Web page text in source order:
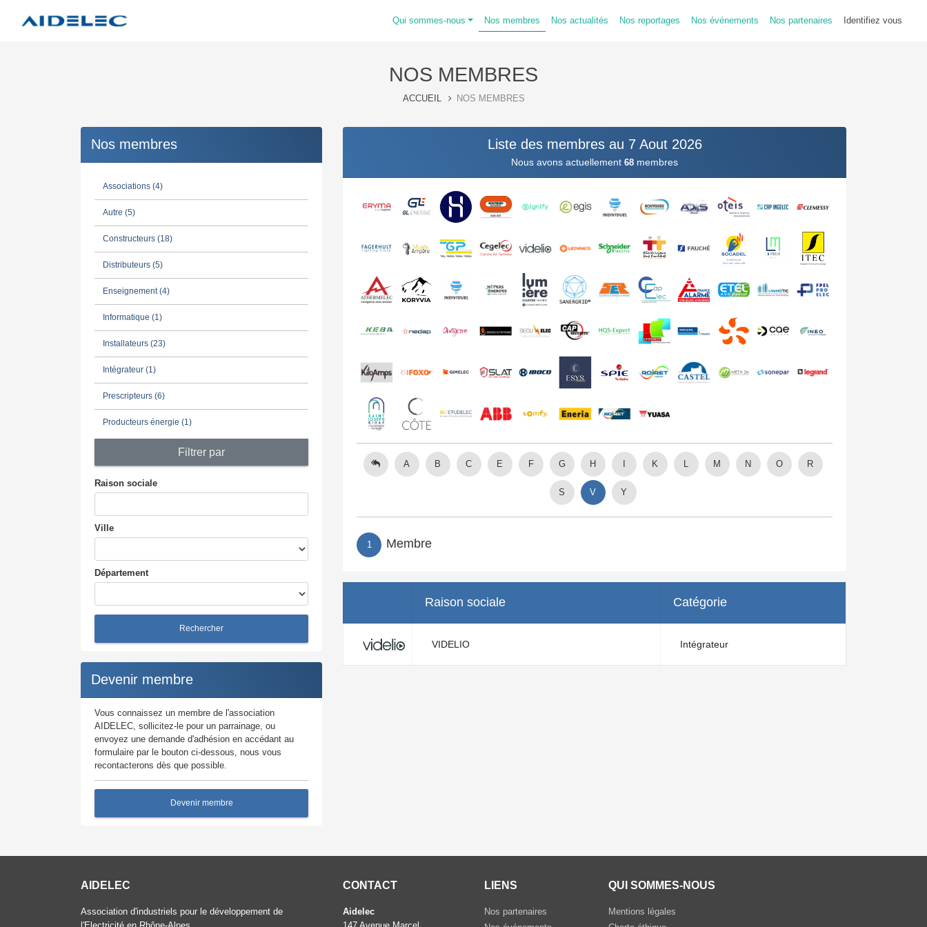
Qui sommes-nous Nos membres Nos actualités Nos reportages Nos événements Nos partenaires Identifiez vous
NOS MEMBRES
ACCUEIL NOS MEMBRES
Nos membres
Associations (4)
Autre (5)
Constructeurs (18)
Distributeurs (5)
Enseignement (4)
Informatique (1)
Installateurs (23)
Intégrateur (1)
Prescripteurs (6)
Producteurs énergie (1)
Filtrer par
Raison sociale
Ville
Département
Rechercher
Devenir membre
Vous connaissez un membre de l'association
AIDELEC, sollicitez-le pour un parrainage, ou
envoyez une demande d'adhésion en accédant au
formulaire par le bouton ci-dessous, nous vous
recontacterons dès que possible.
Devenir membre
Liste des membres au 7 Aout 2026
Nous avons actuellement 68 membres
A B C E F G H I K L M N O R
S V Y
1 Membre
Raison sociale Catégorie
VIDELIO Intégrateur
AIDELEC
Association d'industriels pour le développement de
CONTACT
Aidelec
LIENS
Nos partenaires
QUI SOMMES-NOUS
Mentions légales